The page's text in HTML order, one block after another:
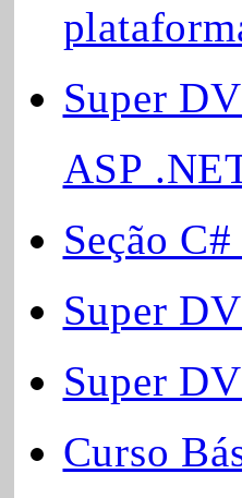
Super
ASP
Seção
Super
Super
Curso